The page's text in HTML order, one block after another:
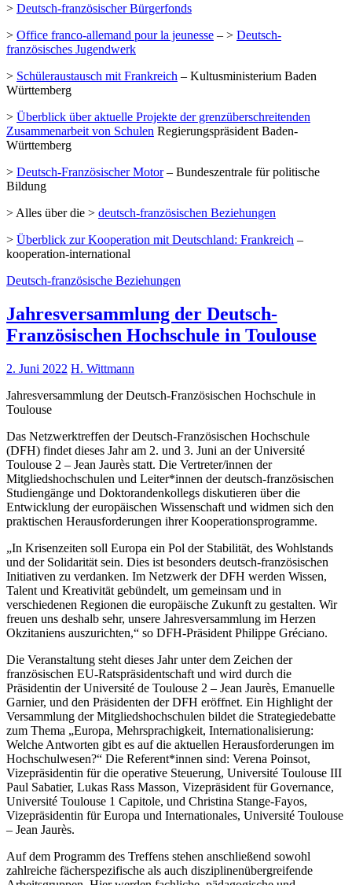
> Deutsch-französischer Bürgerfonds
> Office franco-allemand pour la jeunesse – > Deutsch-
französisches Jugendwerk
> Schüleraustausch mit Frankreich – Kultusministerium Baden
Württemberg
> Überblick über aktuelle Projekte der grenzüberschreitenden
Zusammenarbeit von Schulen Regierungspräsident Baden-
Württemberg
> Deutsch-Französischer Motor– Bundeszentrale für politische
Bildung
> Alles über die > deutsch-französischen Beziehungen
> Überblick zur Kooperation mit Deutschland: Frankreich –
kooperation-international
Deutsch-französische Beziehungen
Jahresversammlung der Deutsch-
Französischen Hochschule in Toulouse
2. Juni 2022 H. Wittmann
Jahresversammlung der Deutsch-Französischen Hochschule in
Toulouse
Das Netzwerktreffen der Deutsch-Französischen Hochschule
(DFH) findet dieses Jahr am 2. und 3. Juni an der Université
Toulouse 2 – Jean Jaurès statt. Die Vertreter/innen der
Mitgliedshochschulen und Leiter*innen der deutsch-französischen
Studiengänge und Doktorandenkollegs diskutieren über die
Entwicklung der europäischen Wissenschaft und widmen sich den
praktischen Herausforderungen ihrer Kooperationsprogramme.
„In Krisenzeiten soll Europa ein Pol der Stabilität, des Wohlstands
und der Solidarität sein. Dies ist besonders deutsch-französischen
Initiativen zu verdanken. Im Netzwerk der DFH werden Wissen,
Talent und Kreativität gebündelt, um gemeinsam und in
verschiedenen Regionen die europäische Zukunft zu gestalten. Wir
freuen uns deshalb sehr, unsere Jahresversammlung im Herzen
Okzitaniens auszurichten,“ so DFH-Präsident Philippe Gréciano.
Die Veranstaltung steht dieses Jahr unter dem Zeichen der
französischen EU-Ratspräsidentschaft und wird durch die
Präsidentin der Université de Toulouse 2 – Jean Jaurès, Emanuelle
Garnier, und den Präsidenten der DFH eröffnet. Ein Highlight der
Versammlung der Mitgliedshochschulen bildet die Strategiedebatte
zum Thema „Europa, Mehrsprachigkeit, Internationalisierung:
Welche Antworten gibt es auf die aktuellen Herausforderungen im
Hochschulwesen?“ Die Referent*innen sind: Verena Poinsot,
Vizepräsidentin für die operative Steuerung, Université Toulouse III
Paul Sabatier, Lukas Rass Masson, Vizepräsident für Governance,
Université Toulouse 1 Capitole, und Christina Stange-Fayos,
Vizepräsidentin für Europa und Internationales, Université Toulouse
– Jean Jaurès.
Auf dem Programm des Treffens stehen anschließend sowohl
zahlreiche fächerspezifische als auch disziplinenübergreifende